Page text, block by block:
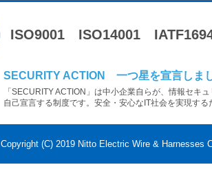
ISO9001 ISO14001
SECURITY ACTION 一つ星を宣言しま
「SECURITY ACTION」は中小企業自らが、情報セキ
自己宣言する制度です。安全・安心なIT社会を実現す
Copyright (C) 2019 Nitto Electric Wire & Harnesses